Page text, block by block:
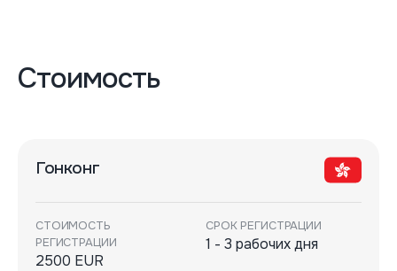
Стоимость
Гонконг
СТОИМОСТЬ
РЕГИСТРАЦИИ
2500 EUR
СРОК РЕГИСТРАЦИИ
1 - 3 рабочих дня